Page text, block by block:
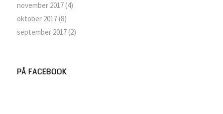
november 2017(4)
oktober 2017(8)
september 2017(2)
PÅ FACEBOOK